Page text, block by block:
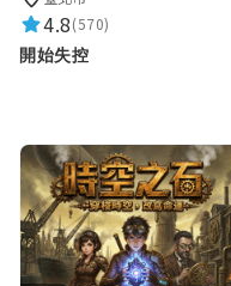
4.8(570)
開始失控